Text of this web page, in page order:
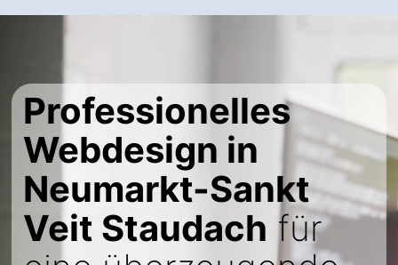
Professionelles
Webdesign in
Neumarkt-Sankt
Veit Staudach für